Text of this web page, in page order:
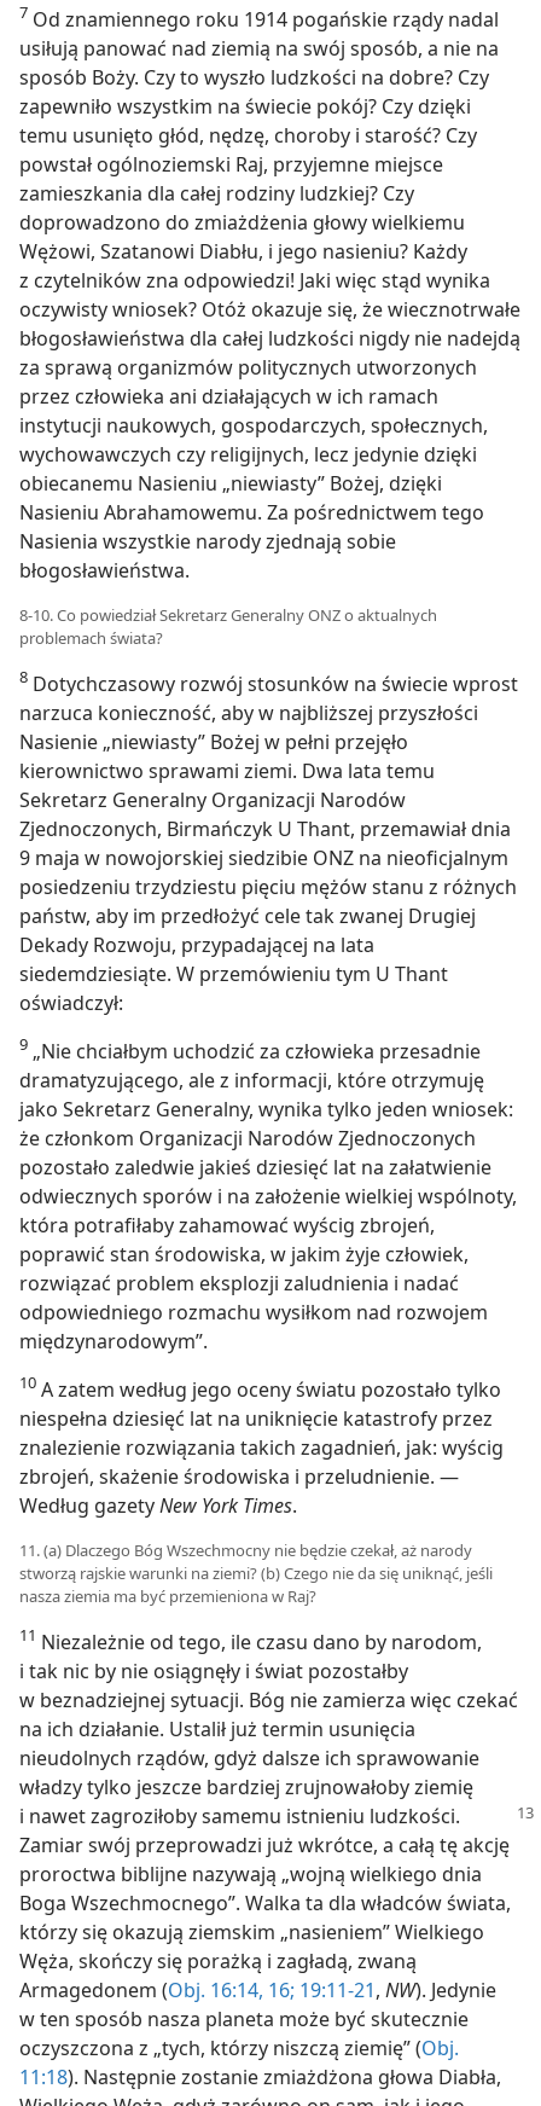
7 Od znamiennego roku 1914 pogańskie rządy nadal
usiłują panować nad ziemią na swój sposób, a nie na
sposób Boży. Czy to wyszło ludzkości na dobre? Czy
zapewniło wszystkim na świecie pokój? Czy dzięki
temu usunięto głód, nędzę, choroby i starość? Czy
powstał ogólnoziemski Raj, przyjemne miejsce
zamieszkania dla całej rodziny ludzkiej? Czy
doprowadzono do zmiażdżenia głowy wielkiemu
Wężowi, Szatanowi Diabłu, i jego nasieniu? Każdy
z czytelników zna odpowiedzi! Jaki więc stąd wynika
oczywisty wniosek? Otóż okazuje się, że wiecznotrwałe
błogosławieństwa dla całej ludzkości nigdy nie nadejdą
za sprawą organizmów politycznych utworzonych
przez człowieka ani działających w ich ramach
instytucji naukowych, gospodarczych, społecznych,
wychowawczych czy religijnych, lecz jedynie dzięki
obiecanemu Nasieniu „niewiasty” Bożej, dzięki
Nasieniu Abrahamowemu. Za pośrednictwem tego
Nasienia wszystkie narody zjednają sobie
błogosławieństwa.
8-10. Co powiedział Sekretarz Generalny ONZ o aktualnych
problemach świata?
8 Dotychczasowy rozwój stosunków na świecie wprost
narzuca konieczność, aby w najbliższej przyszłości
Nasienie „niewiasty” Bożej w pełni przejęło
kierownictwo sprawami ziemi. Dwa lata temu
Sekretarz Generalny Organizacji Narodów
Zjednoczonych, Birmańczyk U Thant, przemawiał dnia
9 maja w nowojorskiej siedzibie ONZ na nieoficjalnym
posiedzeniu trzydziestu pięciu mężów stanu z różnych
państw, aby im przedłożyć cele tak zwanej Drugiej
Dekady Rozwoju, przypadającej na lata
siedemdziesiąte. W przemówieniu tym U Thant
oświadczył:
9 „Nie chciałbym uchodzić za człowieka przesadnie
dramatyzującego, ale z informacji, które otrzymuję
jako Sekretarz Generalny, wynika tylko jeden wniosek:
że członkom Organizacji Narodów Zjednoczonych
pozostało zaledwie jakieś dziesięć lat na załatwienie
odwiecznych sporów i na założenie wielkiej wspólnoty,
która potrafiłaby zahamować wyścig zbrojeń,
poprawić stan środowiska, w jakim żyje człowiek,
rozwiązać problem eksplozji zaludnienia i nadać
odpowiedniego rozmachu wysiłkom nad rozwojem
międzynarodowym”.
10 A zatem według jego oceny światu pozostało tylko
niespełna dziesięć lat na uniknięcie katastrofy przez
znalezienie rozwiązania takich zagadnień, jak: wyścig
zbrojeń, skażenie środowiska i przeludnienie. —
Według gazetyNew York Times.
11. (a) Dlaczego Bóg Wszechmocny nie będzie czekał, aż narody
stworzą rajskie warunki na ziemi? (b) Czego nie da się uniknąć, jeśli
nasza ziemia ma być przemieniona w Raj?
11 Niezależnie od tego, ile czasu dano by narodom,
i tak nic by nie osiągnęły i świat pozostałby
w beznadziejnej sytuacji. Bóg nie zamierza więc czekać
na ich działanie. Ustalił już termin usunięcia
nieudolnych rządów, gdyż dalsze ich sprawowanie
władzy tylko jeszcze bardziej zrujnowałoby ziemię
i nawet zagroziłoby samemu istnieniu ludzkości.
Zamiar swój przeprowadzi już wkrótce, a całą tę akcję
proroctwa biblijne nazywają „wojną wielkiego dnia
Boga Wszechmocnego”. Walka ta dla władców świata,
którzy się okazują ziemskim „nasieniem” Wielkiego
Węża, skończy się porażką i zagładą, zwaną
Armagedonem (Obj. 16:14, 16; 19:11-21, NW). Jedynie
w ten sposób nasza planeta może być skutecznie
oczyszczona z „tych, którzy niszczą ziemię” (Obj.
11:18). Następnie zostanie zmiażdżona głowa Diabła,